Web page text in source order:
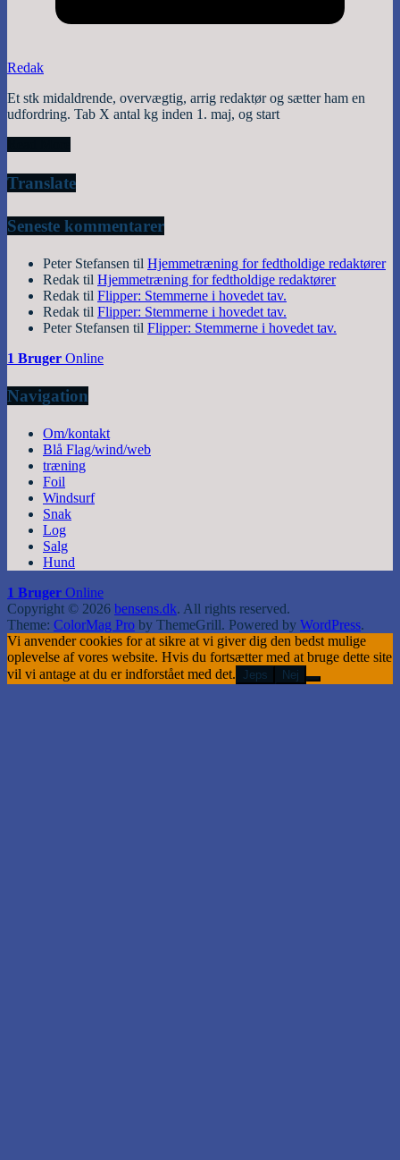
Redak
Et stk midaldrende, overvægtig, arrig redaktør og sætter ham en
udfordring. Tab X antal kg inden 1. maj, og start
Translate
Seneste kommentarer
Peter Stefansen til Hjemmetræning for fedtholdige redaktører
Redak til Hjemmetræning for fedtholdige redaktører
Redak til Flipper: Stemmerne i hovedet tav.
Redak til Flipper: Stemmerne i hovedet tav.
Peter Stefansen til Flipper: Stemmerne i hovedet tav.
1 Bruger Online
Navigation
Om/kontakt
Blå Flag/wind/web
træning
Foil
Windsurf
Snak
Log
Salg
Hund
1 Bruger Online
Copyright © 2026 bensens.dk. All rights reserved.
Theme: ColorMag Pro by ThemeGrill. Powered by WordPress.
Vi anvender cookies for at sikre at vi giver dig den bedst mulige
oplevelse af vores website. Hvis du fortsætter med at bruge dette site
vil vi antage at du er indforstået med det. Jeps Nej